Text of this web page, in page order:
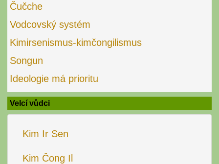
Čučche
Vodcovský systém
Kimirsenismus-kimčongilismus
Songun
Ideologie má prioritu
Velcí vůdci
Kim Ir Sen
Kim Čong Il